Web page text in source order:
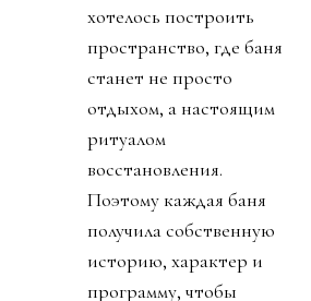
хотелось построить
пространство, где баня
станет не просто
отдыхом, а настоящим
ритуалом
восстановления.
Поэтому каждая баня
получила собственную
историю, характер и
программу, чтобы